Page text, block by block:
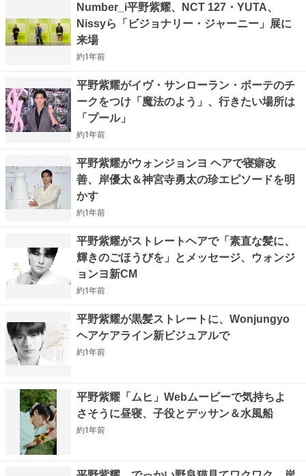
Number_i平野紫耀、NCT 127・YUTA、
Nissyら「ビジョナリー・ジャーニー」展に
来場
約1年前
平野紫耀がイヴ・サンローラン・ボーテのチ
ークをつけ「魔法のよう」、行きたい場所は
「プール」
約1年前
平野紫耀がウォンジョンヨ ヘアで寝癖改
善、岸優太＆神宮寺勇太の珍エピソードを明
かす
約1年前
平野紫耀がストレートヘアで「素直な髪に、
輝きのごほうびを」とメッセージ、ウォンジ
ョンヨ新CM
約1年前
平野紫耀が黒髪ストレートに、Wonjungyo
ヘアケアライン新ビジュアルで
約1年前
平野紫耀「ムヒ」Webムービーで気持ちよ
さそうに昼寝、子役とデッサン＆水風船
約1年前